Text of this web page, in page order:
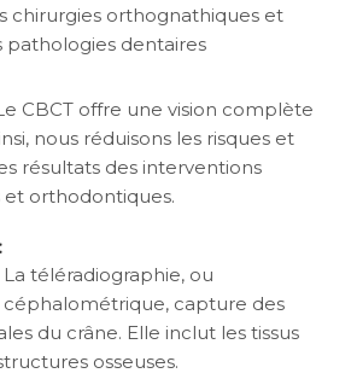
chirurgies orthognathiques et
pathologies dentaires
CBCT offre une vision complète
nous réduisons les risques et
résultats des interventions
et orthodontiques.
téléradiographie, ou
céphalométrique, capture des
du crâne. Elle inclut les tissus
osseuses.